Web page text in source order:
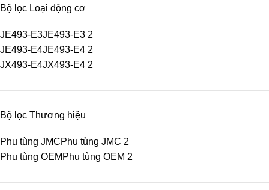
Bộ lọc Loại động cơ
JE493-E3JE493-E3 2
JE493-E4JE493-E4 2
JX493-E4JX493-E4 2
Bộ lọc Thương hiệu
Phụ tùng JMCPhụ tùng JMC 2
Phụ tùng OEM Phụ tùng OEM 2